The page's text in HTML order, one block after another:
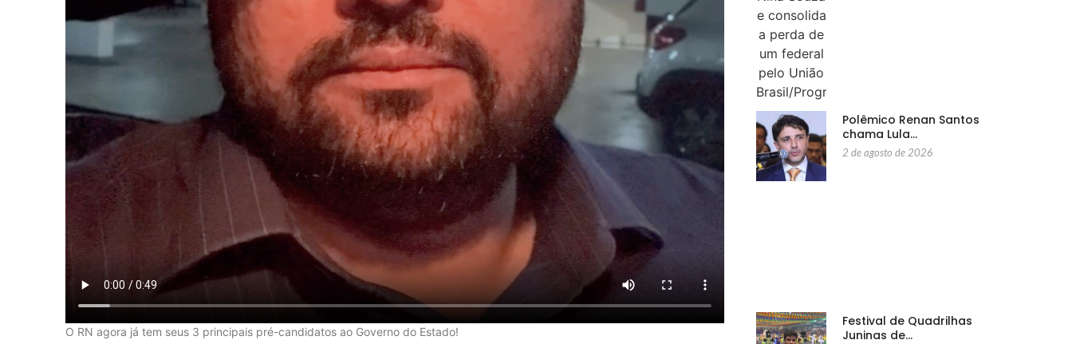
O RN agora já tem seus 3 principais pré-candidatos ao Governo do Estado!
Polêmico Renan Santos
chama Lula…
2 de agosto de 2026
Festival de Quadrilhas
Juninas de…